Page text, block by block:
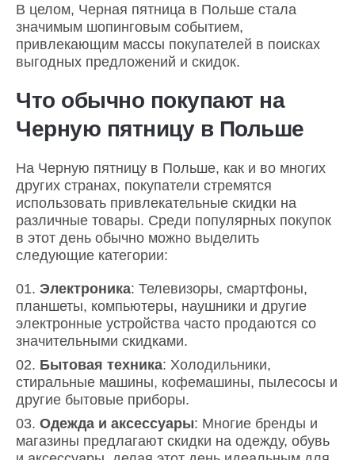
В целом, Черная пятница в Польше стала
значимым шопинговым событием,
привлекающим массы покупателей в поисках
выгодных предложений и скидок.
Что обычно покупают на
Черную пятницу в Польше
На Черную пятницу в Польше, как и во многих
других странах, покупатели стремятся
использовать привлекательные скидки на
различные товары. Среди популярных покупок
в этот день обычно можно выделить
следующие категории:
Электроника: Телевизоры, смартфоны,
планшеты, компьютеры, наушники и другие
электронные устройства часто продаются со
значительными скидками.
Бытовая техника: Холодильники,
стиральные машины, кофемашины, пылесосы и
другие бытовые приборы.
Одежда и аксессуары: Многие бренды и
магазины предлагают скидки на одежду, обувь